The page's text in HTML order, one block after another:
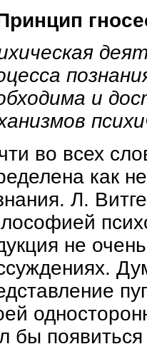
и
во всех
как
Л.
не
бы